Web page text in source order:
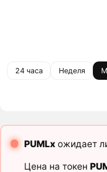
24 часа Неделя
PUMLxожидает
Цена на токен